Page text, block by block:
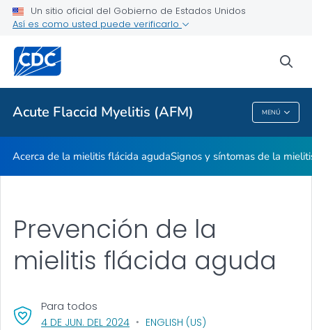
Un sitio oficial del Gobierno de Estados Unidos
Así es como usted puede verificarlo
Acute Flaccid Myelitis (AFM) MENÚ
Salud pública
Acute Flaccid Myelitis (AFM)
Acerca de la mielitis flácida agudaSignos y síntomas de la
Prevención de la
mielitis flácida aguda
4 DE JUN. DEL 2024, VISIT LINK FOR DETAILS.
ENGLISH (US)
Para todos